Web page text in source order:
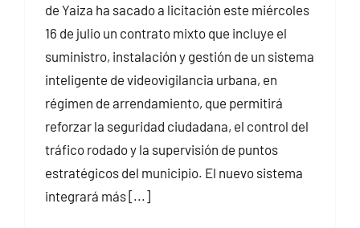
de Yaiza ha sacado a licitación este miércoles
16 de julio un contrato mixto que incluye el
suministro, instalación y gestión de un sistema
inteligente de videovigilancia urbana, en
régimen de arrendamiento, que permitirá
reforzar la seguridad ciudadana, el control del
tráfico rodado y la supervisión de puntos
estratégicos del municipio. El nuevo sistema
integrará más [...]